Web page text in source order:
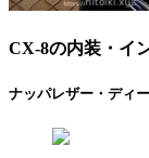
CX-8の内装・イ
ナッパレザー・ディ